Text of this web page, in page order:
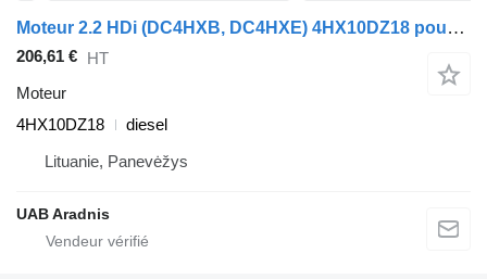
Moteur 2.2 HDi (DC4HXB, DC4HXE) 4HX10DZ18 pour automobile Citroen C5 I (DC_)
206,61 € HT
Moteur
4HX10DZ18
diesel
Lituanie, Panevėžys
UAB Aradnis